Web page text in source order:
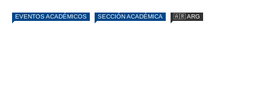
EVENTOS ACADÉMICOS SECCIÓN ACADÉMICA 🇦🇷 ARG